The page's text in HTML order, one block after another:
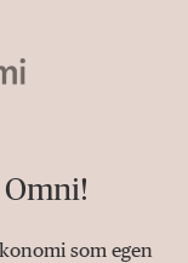
som egen